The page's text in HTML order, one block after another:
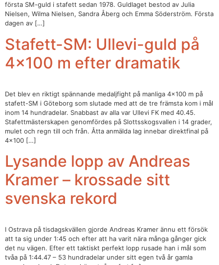
första SM-guld i stafett sedan 1978. Guldlaget bestod av Julia
Nielsen, Wilma Nielsen, Sandra Åberg och Emma Söderström. Första
dagen av […]
Stafett-SM: Ullevi-guld på
4×100 m efter dramatik
Det blev en riktigt spännande medaljfight på manliga 4×100 m på
stafett-SM i Göteborg som slutade med att de tre främsta kom i mål
inom 14 hundradelar. Snabbast av alla var Ullevi FK med 40.45.
Stafettmästerskapen genomfördes på Slottsskogsvallen i 14 grader,
mulet och regn till och från. Åtta anmälda lag innebar direktfinal på
4×100 […]
Lysande lopp av Andreas
Kramer – krossade sitt
svenska rekord
I Ostrava på tisdagskvällen gjorde Andreas Kramer ännu ett försök
att ta sig under 1:45 och efter att ha varit nära många gånger gick
det nu vägen. Efter ett taktiskt perfekt lopp rusade han i mål som
tvåa på 1:44.47 – 53 hundradelar under sitt egen två år gamla